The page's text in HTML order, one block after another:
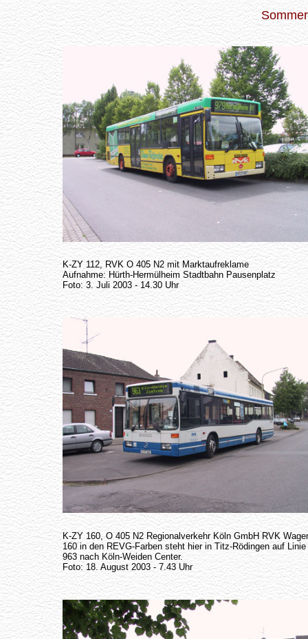
K-ZY 112, RVK O 405 N2 mit Marktaufreklame
Aufnahme: Hürth-Hermülheim Stadtbahn Pausenplatz
Foto: 3. Juli 2003 - 14.30 Uhr
K-ZY 160, O 405 N2 Regionalverkehr Köln GmbH RVK
160 in den REVG-Farben steht hier in Titz-Rödingen auf Linie
963 nach Köln-Weiden Center.
Foto: 18. August 2003 - 7.43 Uhr